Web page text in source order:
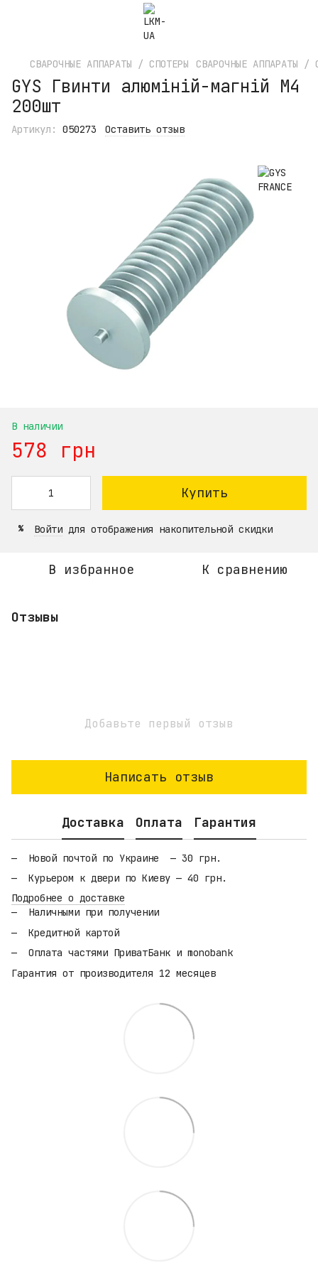
СВАРОЧНЫЕ АППАРАТЫ / СПОТЕРЫ СВАРОЧНЫЕ АППАРАТЫ /
GYS Гвинти алюміній-магній M4
200шт
Артикул: 050273 Оставить отзыв
В наличии
578 грн
Купить
% Войти для отображения накопительной скидки
В избранное К сравнению
Отзывы
Добавьте первый отзыв
Написать отзыв
Доставка Оплата Гарантия
Новой почтой по Украине — 30 грн.
Курьером к двери по Киеву — 40 грн.
Подробнее о доставке
Наличными при получении
Кредитной картой
Оплата частями ПриватБанк и monobank
Гарантия от производителя 12 месяцев